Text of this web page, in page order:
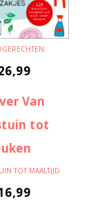
TOT MAALTIJD